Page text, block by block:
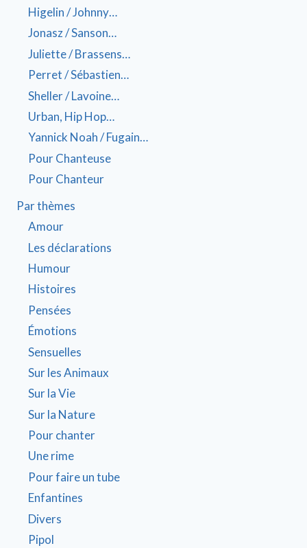
Higelin / Johnny…
Jonasz / Sanson…
Juliette / Brassens…
Perret / Sébastien…
Sheller / Lavoine…
Urban, Hip Hop…
Yannick Noah / Fugain…
Pour Chanteuse
Pour Chanteur
Par thèmes
Amour
Les déclarations
Humour
Histoires
Pensées
Émotions
Sensuelles
Sur les Animaux
Sur la Vie
Sur la Nature
Pour chanter
Une rime
Pour faire un tube
Enfantines
Divers
Pipol